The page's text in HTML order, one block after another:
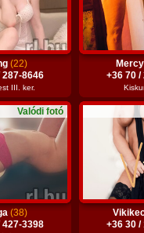
(22)
287-8646
III. ker.
+36 70 /
Valódi fotó
(38)
427-3398
+36 30 /